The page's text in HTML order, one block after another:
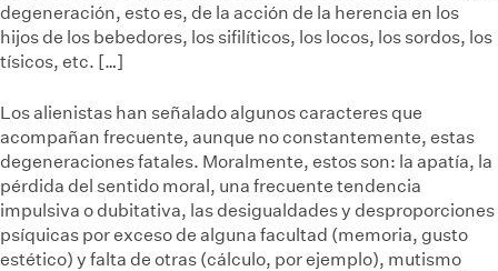
degeneración, esto es, de la acción de la herencia en los
hijos de los bebedores, los sifilíticos, los locos, los sordos, los
tísicos, etc. […]
Los alienistas han señalado algunos caracteres que
acompañan frecuente, aunque no constantemente, estas
degeneraciones fatales. Moralmente, estos son: la apatía, la
pérdida del sentido moral, una frecuente tendencia
impulsiva o dubitativa, las desigualdades y desproporciones
psíquicas por exceso de alguna facultad (memoria, gusto
estético) y falta de otras (cálculo, por ejemplo), mutismo